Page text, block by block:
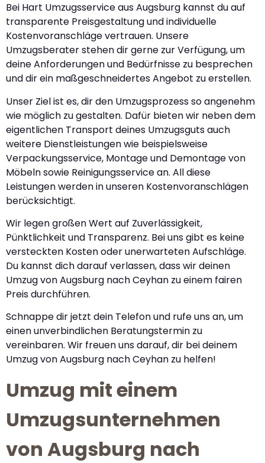
Bei Hart Umzugsservice aus Augsburg kannst du auf
transparente Preisgestaltung und individuelle
Kostenvoranschläge vertrauen. Unsere
Umzugsberater stehen dir gerne zur Verfügung, um
deine Anforderungen und Bedürfnisse zu besprechen
und dir ein maßgeschneidertes Angebot zu erstellen.
Unser Ziel ist es, dir den Umzugsprozess so angenehm
wie möglich zu gestalten. Dafür bieten wir neben dem
eigentlichen Transport deines Umzugsguts auch
weitere Dienstleistungen wie beispielsweise
Verpackungsservice, Montage und Demontage von
Möbeln sowie Reinigungsservice an. All diese
Leistungen werden in unseren Kostenvoranschlägen
berücksichtigt.
Wir legen großen Wert auf Zuverlässigkeit,
Pünktlichkeit und Transparenz. Bei uns gibt es keine
versteckten Kosten oder unerwarteten Aufschläge.
Du kannst dich darauf verlassen, dass wir deinen
Umzug von Augsburg nach Ceyhan zu einem fairen
Preis durchführen.
Schnappe dir jetzt dein Telefon und rufe uns an, um
einen unverbindlichen Beratungstermin zu
vereinbaren. Wir freuen uns darauf, dir bei deinem
Umzug von Augsburg nach Ceyhan zu helfen!
Umzug mit einem
Umzugsunternehmen
von Augsburg nach